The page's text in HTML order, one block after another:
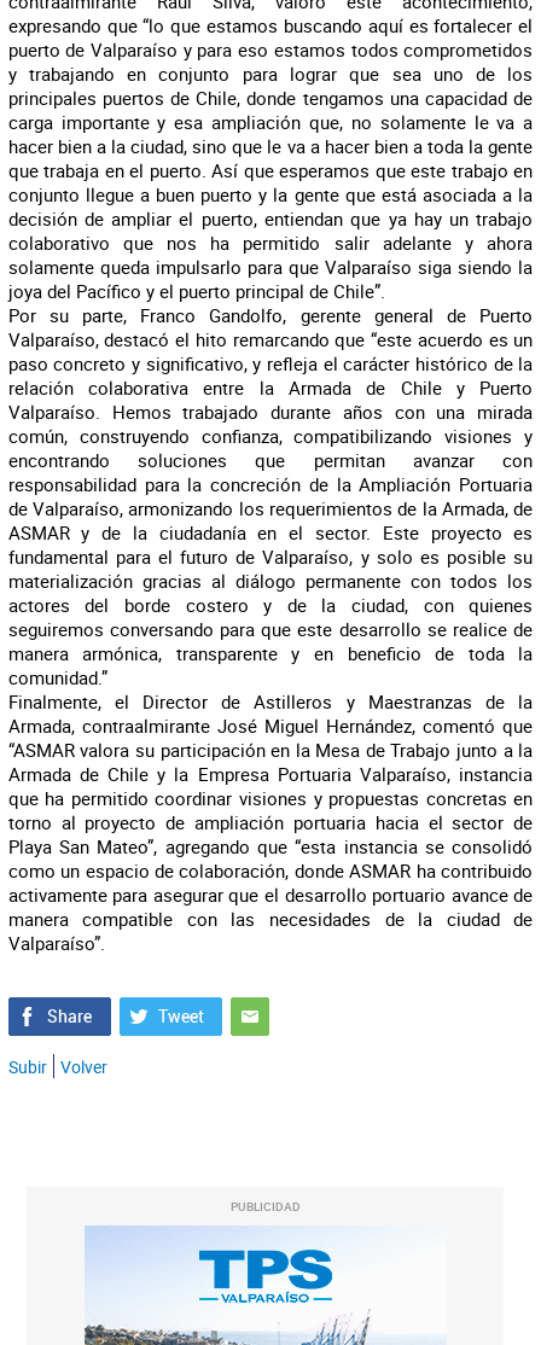
expresando que “lo que estamos buscando aquí es fortalecer el
puerto de Valparaíso y para eso estamos todos comprometidos
y trabajando en conjunto para lograr que sea uno de los
principales puertos de Chile, donde tengamos una capacidad de
carga importante y esa ampliación que, no solamente le va a
hacer bien a la ciudad, sino que le va a hacer bien a toda la gente
que trabaja en el puerto. Así que esperamos que este trabajo en
conjunto llegue a buen puerto y la gente que está asociada a la
decisión de ampliar el puerto, entiendan que ya hay un trabajo
colaborativo que nos ha permitido salir adelante y ahora
solamente queda impulsarlo para que Valparaíso siga siendo la
joya del Pacífico y el puerto principal de Chile”.
Por su parte, Franco Gandolfo, gerente general de Puerto
Valparaíso, destacó el hito remarcando que “este acuerdo es un
paso concreto y significativo, y refleja el carácter histórico de la
relación colaborativa entre la Armada de Chile y Puerto
Valparaíso. Hemos trabajado durante años con una mirada
común, construyendo confianza, compatibilizando visiones y
encontrando soluciones que permitan avanzar con
responsabilidad para la concreción de la Ampliación Portuaria
de Valparaíso, armonizando los requerimientos de la Armada, de
ASMAR y de la ciudadanía en el sector. Este proyecto es
fundamental para el futuro de Valparaíso, y solo es posible su
materialización gracias al diálogo permanente con todos los
actores del borde costero y de la ciudad, con quienes
seguiremos conversando para que este desarrollo se realice de
manera armónica, transparente y en beneficio de toda la
comunidad.”
Finalmente, el Director de Astilleros y Maestranzas de la
Armada, contraalmirante José Miguel Hernández, comentó que
“ASMAR valora su participación en la Mesa de Trabajo junto a la
Armada de Chile y la Empresa Portuaria Valparaíso, instancia
que ha permitido coordinar visiones y propuestas concretas en
torno al proyecto de ampliación portuaria hacia el sector de
Playa San Mateo”, agregando que “esta instancia se consolidó
como un espacio de colaboración, donde ASMAR ha contribuido
activamente para asegurar que el desarrollo portuario avance de
manera compatible con las necesidades de la ciudad de
Valparaíso”.
Subir Volver
PUBLICIDAD